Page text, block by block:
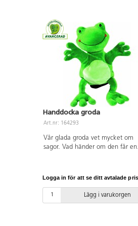
Handdocka groda
Art.nr: 164293
Vår glada groda vet mycket om
sagor. Vad händer om den får en
Logga in för att se ditt avtalade
Lägg i varukorgen